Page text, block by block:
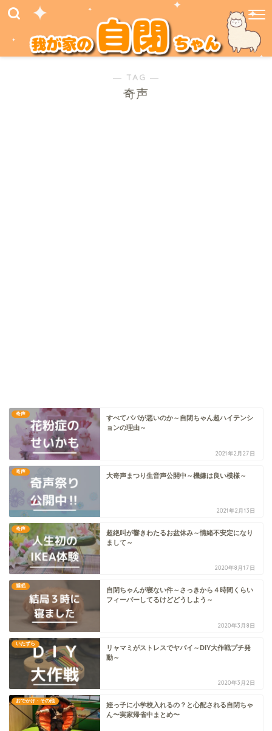
― TAG ―
奇声
奇声
すべてパパが悪いのか～自閉ちゃん超ハイテンシ
ョンの理由～
2021年2月27日
奇声
大奇声まつり生音声公開中～機嫌は良い模様～
2021年2月13日
奇声
超絶叫が響きわたるお盆休み～情緒不安定になり
まして～
2020年8月17日
睡眠
自閉ちゃんが寝ない件～さっきから４時間くらい
フィーバーしてるけどどうしよう～
2020年3月8日
いたずら
リャマミがストレスでヤバイ～DIY大作戦プチ発
動～
2020年3月2日
おでかけ・その他
姪っ子に小学校入れるの？と心配される自閉ちゃ
ん〜実家帰省中まとめ〜